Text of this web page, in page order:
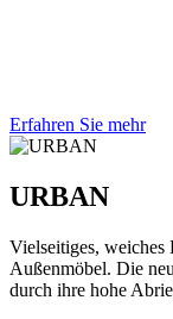
Erfahren Sie mehr
URBAN
Vielseitiges, weiches
Außenmöbel. Die
durch ihre hohe